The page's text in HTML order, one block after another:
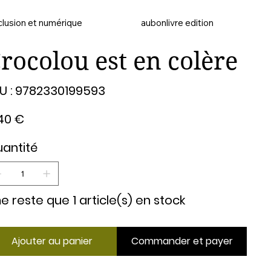
et numérique aubonlivre edition
est en colère
: 9782330199593
9782330199593
€
reste que 1 article(s) en stock
Ajouter au panier Commander et payer